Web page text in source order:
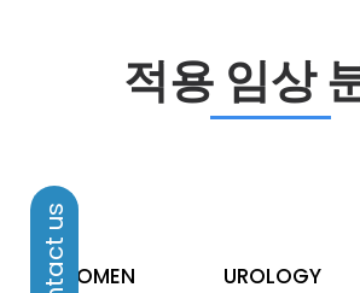
적용 임상
ABDOMEN UROLOGY